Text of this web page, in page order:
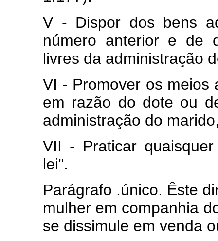
V - Dispor dos bens
número anterior e de
livres da administração
VI - Promover os meios
em razão do dote ou
administração do
VII - Praticar
lei".
Parágrafo .único. Êste
mulher em companhia
se dissimule em venda